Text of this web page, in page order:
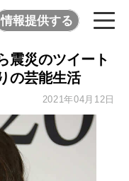
情報提供する
震災のツイート
の芸能生活
2021年04月12日